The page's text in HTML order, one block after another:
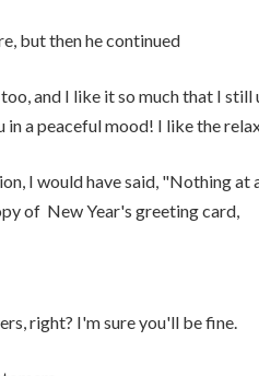
but then he continued
and I like it so much that I still
a peaceful mood! I like the
I would have said, "Nothing at
of New Year's greeting card,
right? I'm sure you'll be fine.